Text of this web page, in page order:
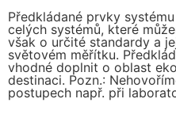
Předkládané prvky
celých systémů, které
však o určité standardy a
světovém měřítku.
vhodné doplnit o oblast
destinaci. Pozn.:
postupech např. při